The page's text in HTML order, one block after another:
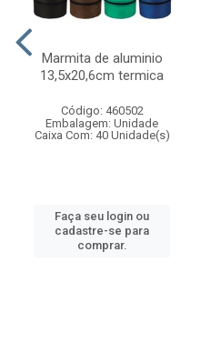
Marmita de aluminio
13,5x20,6cm termica
Código: 460502
Embalagem: Unidade
Caixa Com: 40 Unidade(s)
Faça seu login ou
cadastre-se para
comprar.